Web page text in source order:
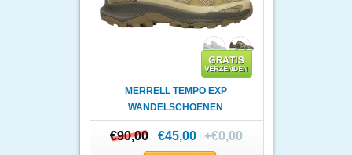
MERRELL TEMPO EXP
WANDELSCHOENEN
€90,00
€90,00 €45,00 +€0,00